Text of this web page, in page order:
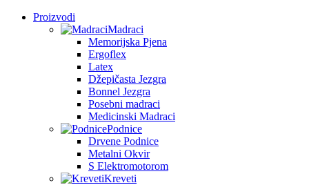
Proizvodi
Madraci
Memorijska Pjena
Ergoflex
Latex
Džepičasta Jezgra
Bonnel Jezgra
Posebni madraci
Medicinski Madraci
Podnice
Drvene Podnice
Metalni Okvir
S Elektromotorom
Kreveti